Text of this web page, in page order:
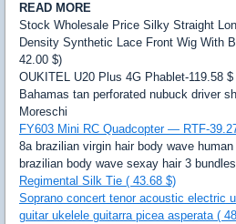
READ MORE
Stock Wholesale Price Silky Straight
Density Synthetic Lace Front Wig With
42.00 $)
OUKITEL U20 Plus 4G Phablet-119.58 $
Bahamas tan perforated nubuck driver
Moreschi
FY603 Mini RC Quadcopter — RTF-
8a brazilian virgin hair body wave
brazilian body wave sexay hair 3
Regimental Silk Tie ( 43.68 $)
Soprano concert tenor acoustic electric
guitar ukelele guitarra picea asperata (